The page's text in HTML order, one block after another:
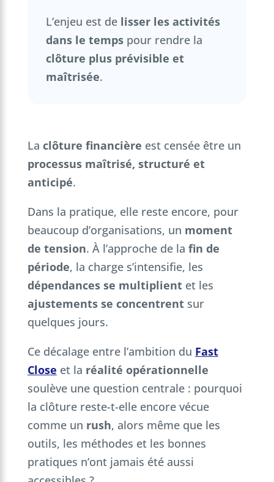
L’enjeu est delisser les activités
dans le tempspour rendre la
clôture plus prévisible et
maîtrisée.
La clôture financière est censée être un
processus maîtrisé, structuré et
anticipé.
Dans la pratique, elle reste encore, pour
beaucoup d’organisations, un moment
de tension. À l’approche de la fin de
période, la charge s’intensifie, les
dépendances se multiplientet les
ajustements se concentrentsur
quelques jours.
Ce décalage entre l’ambition du Fast
Close et la réalité opérationnelle
soulève une question centrale : pourquoi
la clôture reste-t-elle encore vécue
comme un rush, alors même que les
outils, les méthodes et les bonnes
pratiques n’ont jamais été aussi